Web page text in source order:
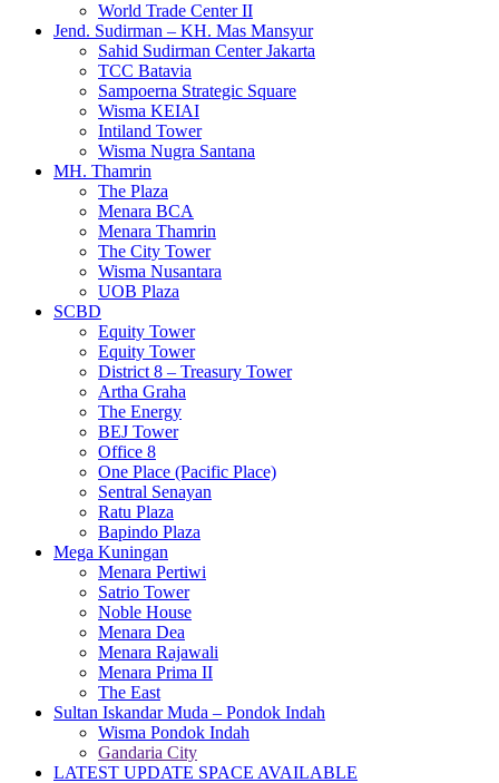
World Trade Center II
Jend. Sudirman – KH. Mas Mansyur
Sahid Sudirman Center Jakarta
TCC Batavia
Sampoerna Strategic Square
Wisma KEIAI
Intiland Tower
Wisma Nugra Santana
MH. Thamrin
The Plaza
Menara BCA
Menara Thamrin
The City Tower
Wisma Nusantara
UOB Plaza
SCBD
Equity Tower
Equity Tower
District 8 – Treasury Tower
Artha Graha
The Energy
BEJ Tower
Office 8
One Place (Pacific Place)
Sentral Senayan
Ratu Plaza
Bapindo Plaza
Mega Kuningan
Menara Pertiwi
Satrio Tower
Noble House
Menara Dea
Menara Rajawali
Menara Prima II
The East
Sultan Iskandar Muda – Pondok Indah
Wisma Pondok Indah
Gandaria City
LATEST UPDATE SPACE AVAILABLE